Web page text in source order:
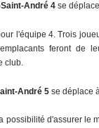
André 4se
l'équipe 4. Trois
feront de
club.
André 5se déplace
possibilité d'assurer le